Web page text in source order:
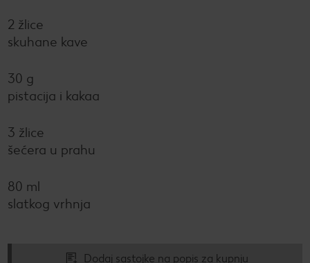
2 žlice
skuhane kave
30 g
pistacija i kakaa
3 žlice
šećera u prahu
80 ml
slatkog vrhnja
Dodaj sastojke na popis za kupnju